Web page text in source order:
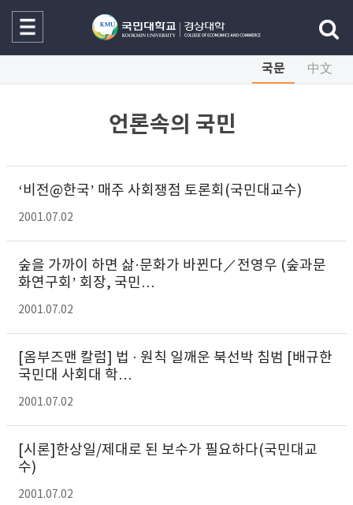
국문 中文
언론속의 국민
‘비전@한국’ 매주 사회쟁점 토론회(국민대교수)
2001.07.02
숲을 가까이 하면 삶·문화가 바뀐다／전영우 (숲과문
화연구회’ 회장, 국민…
2001.07.02
[옴부즈맨 칼럼] 법 · 원칙 일깨운 북선박 침범 [배규한
국민대 사회대 학…
2001.07.02
[시론]한상일/제대로 된 보수가 필요하다(국민대교
수)
2001.07.02